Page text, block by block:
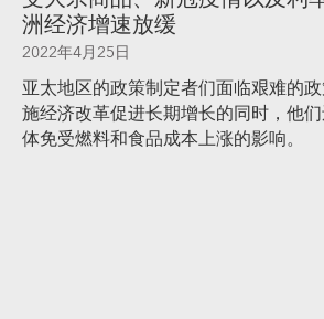
洲经济增速放缓
2022年4月25日
亚太地区的政策制定者们面临艰难的
施经济改革促进长期增长的同时，他
体免受燃料和食品成本上涨的影响。